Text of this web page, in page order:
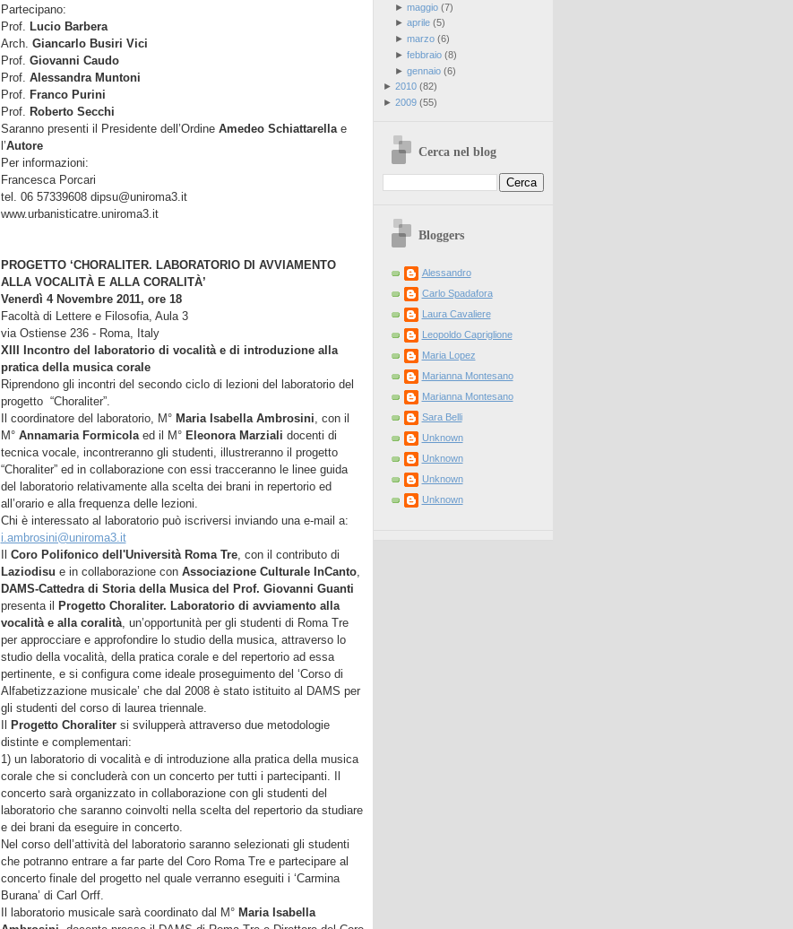
Partecipano:
Prof. Lucio Barbera
Arch. Giancarlo Busiri Vici
Prof. Giovanni Caudo
Prof. Alessandra Muntoni
Prof. Franco Purini
Prof. Roberto Secchi
Saranno presenti il Presidente dell’Ordine Amedeo Schiattarella e
l’Autore
Per informazioni:
Francesca Porcari
tel. 06 57339608 dipsu@uniroma3.it
www.urbanisticatre.uniroma3.it
PROGETTO ‘CHORALITER. LABORATORIO DI AVVIAMENTO
ALLA VOCALITÀ E ALLA CORALITÀ’
Venerdì 4 Novembre 2011, ore 18
Facoltà di Lettere e Filosofia, Aula 3
via Ostiense 236 - Roma, Italy
XIII Incontro del laboratorio di vocalità e di introduzione alla
pratica della musica corale
Riprendono gli incontri del secondo ciclo di lezioni del laboratorio del
progetto “Choraliter”.
Il coordinatore del laboratorio, M° Maria Isabella Ambrosini , con il
M°Annamaria Formicola ed il M° Eleonora Marziali docenti di
tecnica vocale, incontreranno gli studenti, illustreranno il progetto
“Choraliter” ed in collaborazione con essi tracceranno le linee guida
del laboratorio relativamente alla scelta dei brani in repertorio ed
all’orario e alla frequenza delle lezioni.
Chi è interessato al laboratorio può iscriversi inviando una e-mail a:
i.ambrosini@uniroma3.it
Il Coro Polifonico dell'Università Roma Tre, con il contributo di
Laziodisu e in collaborazione con Associazione Culturale InCanto,
DAMS-Cattedra di Storia della Musica del Prof. Giovanni Guanti
presenta il Progetto Choraliter. Laboratorio di avviamento alla
vocalità e alla coralità, un’opportunità per gli studenti di Roma Tre
per approcciare e approfondire lo studio della musica, attraverso lo
studio della vocalità, della pratica corale e del repertorio ad essa
pertinente, e si configura come ideale proseguimento del ‘Corso di
Alfabetizzazione musicale’ che dal 2008 è stato istituito al DAMS per
gli studenti del corso di laurea triennale.
Il Progetto Choralitersi svilupperà attraverso due metodologie
distinte e complementari:
1) un laboratorio di vocalità e di introduzione alla pratica della musica
corale che si concluderà con un concerto per tutti i partecipanti. Il
concerto sarà organizzato in collaborazione con gli studenti del
laboratorio che saranno coinvolti nella scelta del repertorio da studiare
e dei brani da eseguire in concerto.
Nel corso dell’attività del laboratorio saranno selezionati gli studenti
che potranno entrare a far parte del Coro Roma Tre e partecipare al
concerto finale del progetto nel quale verranno eseguiti i ‘Carmina
Burana’ di Carl Orff.
Il laboratorio musicale sarà coordinato dal M° Maria Isabella
► maggio(7)
► aprile(5)
► marzo(6)
► febbraio(8)
► gennaio(6)
► 2010(82)
► 2009(55)
Cerca nel blog
Bloggers
Alessandro
Carlo Spadafora
Laura Cavaliere
Leopoldo Capriglione
Maria Lopez
Marianna Montesano
Marianna Montesano
Sara Belli
Unknown
Unknown
Unknown
Unknown